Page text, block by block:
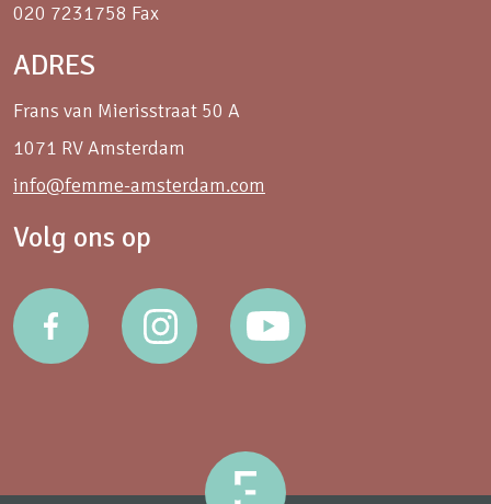
020 7231758 Fax
ADRES
Frans van Mierisstraat 50 A
1071 RV Amsterdam
info@femme-amsterdam.com
Volg ons op